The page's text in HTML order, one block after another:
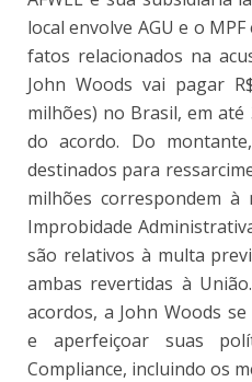
local envolve AGU e o
fatos relacionados na
John Woods vai pagar
milhões) no Brasil, em
do acordo. Do
destinados para
milhões correspondem
Improbidade
são relativos à multa
ambas revertidas à
acordos, a John Woods
e aperfeiçoar suas
Compliance, incluindo os